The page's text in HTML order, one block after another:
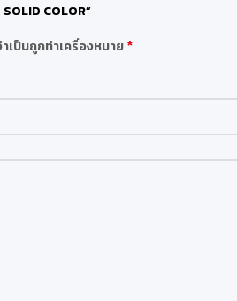
COLOR”
เป็นถูกทำเครื่องหมาย*